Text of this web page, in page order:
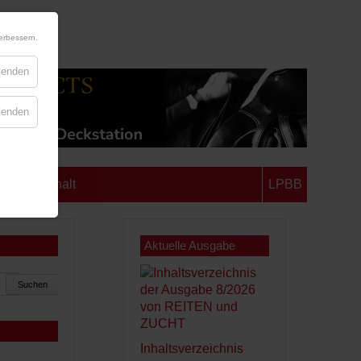
Anhalt LPBB
Suchen
Aktuelle Ausgabe
Inhaltsverzeichnis